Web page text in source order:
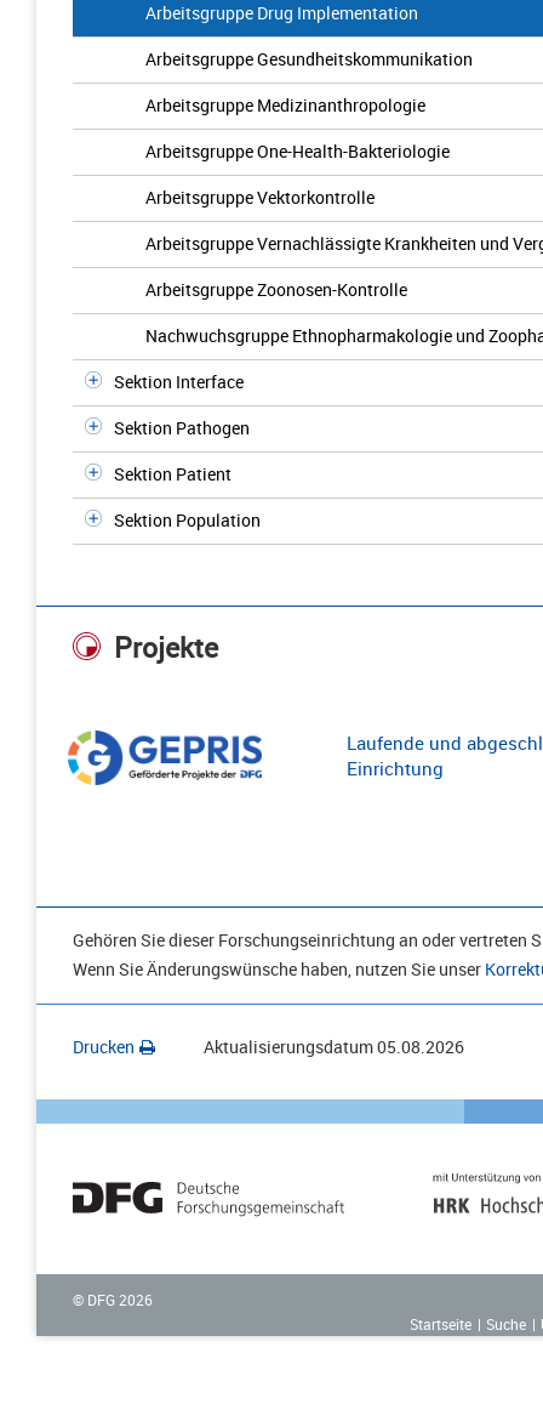
Arbeitsgruppe Drug Implementation
Arbeitsgruppe Gesundheitskommunikation
Arbeitsgruppe Medizinanthropologie
Arbeitsgruppe One-Health-Bakteriologie
Arbeitsgruppe Vektorkontrolle
Arbeitsgruppe Vernachlässigte Krankheiten und
Arbeitsgruppe Zoonosen-Kontrolle
Nachwuchsgruppe Ethnopharmakologie und
Sektion Interface
Sektion Pathogen
Sektion Patient
Sektion Population
Projekte
Laufende und
Einrichtung
Gehören Sie dieser Forschungseinrichtung an oder vertreten
Wenn Sie Änderungswünsche haben, nutzen Sie unser
Drucken Aktualisierungsdatum05.08.2026
© DFG 2026
Startseite
Suche